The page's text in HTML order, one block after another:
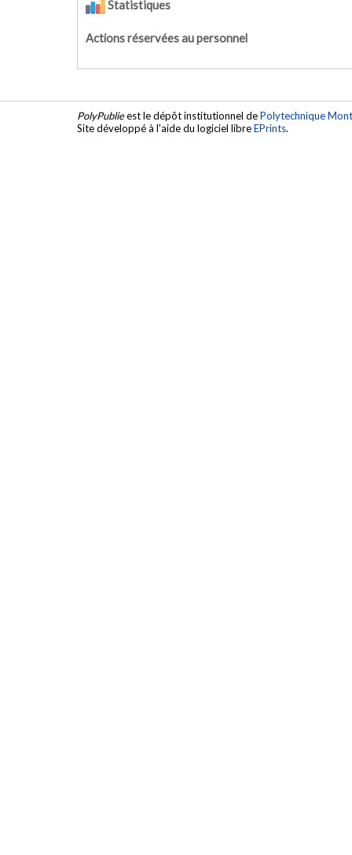
Statistiques
Actions réservées au personnel
PolyPublieest le dépôt institutionnel dePolytechnique
Site développé à l'aide du logiciel libreEPrints.